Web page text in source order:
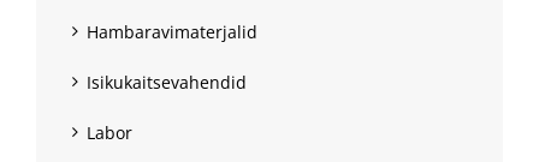
Hambaravimaterjalid
Isikukaitsevahendid
Labor